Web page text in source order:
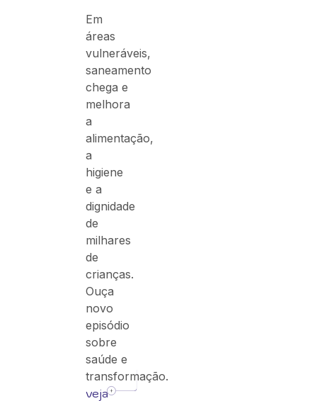
Em
áreas
vulneráveis,
saneamento
chega e
melhora
a
alimentação,
a
higiene
e a
dignidade
de
milhares
de
crianças.
Ouça
novo
episódio
sobre
saúde e
transformação.
veja